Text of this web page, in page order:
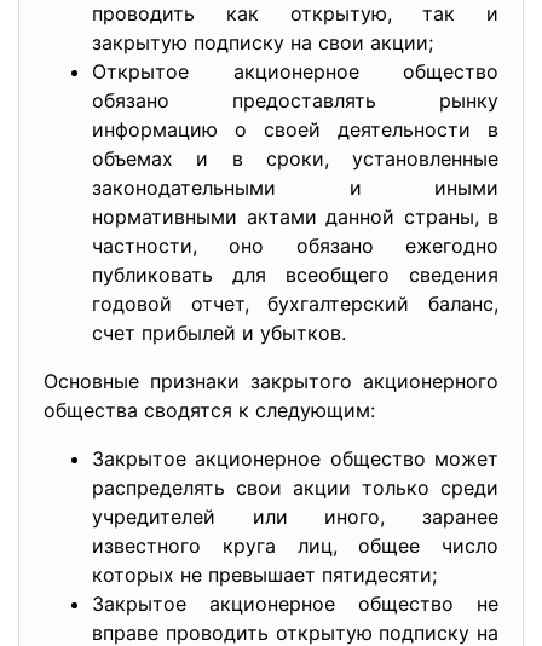
проводить как открытую, так и
закрытую подписку на свои акции;
Открытое акционерное общество
обязано предоставлять рынку
информацию о своей деятельности в
объемах и в сроки, установленные
законодательными и иными
нормативными актами данной страны, в
частности, оно обязано ежегодно
публиковать для всеобщего сведения
годовой отчет, бухгалтерский баланс,
счет прибылей и убытков.
Основные признаки закрытого акционерного
общества сводятся к следующим:
Закрытое акционерное общество может
распределять свои акции только среди
учредителей или иного, заранее
известного круга лиц, общее число
которых не превышает пятидесяти;
Закрытое акционерное общество не
вправе проводить открытую подписку на